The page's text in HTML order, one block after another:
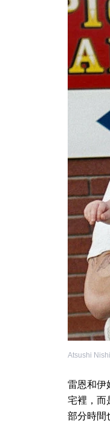
Atsushi
雷恩和伊
宅裡，而
部分時間